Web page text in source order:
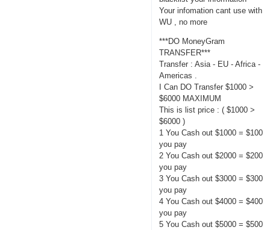
Your infomation cant use with
WU , no more
***DO MoneyGram
TRANSFER***
Transfer : Asia - EU - Africa -
Americas .
I Can DO Transfer $1000 >
$6000 MAXIMUM
This is list price : ( $1000 >
$6000 )
1 You Cash out $1000 = $100
you pay
2 You Cash out $2000 = $200
you pay
3 You Cash out $3000 = $300
you pay
4 You Cash out $4000 = $400
you pay
5 You Cash out $5000 = $500